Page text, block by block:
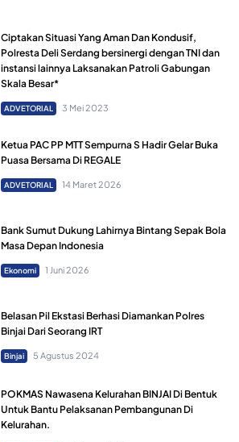
Ciptakan Situasi Yang Aman Dan Kondusif,
Polresta Deli Serdang bersinergi dengan TNI dan
instansi lainnya Laksanakan Patroli Gabungan
Skala Besar*
ADVETORIAL 3 Mei 2023
Ketua PAC PP MTT Sempurna S Hadir Gelar Buka
Puasa Bersama Di REGALE
ADVETORIAL 14 Maret 2026
Bank Sumut Dukung Lahirnya Bintang Sepak Bola
Masa Depan Indonesia
Ekonomi 1 Juni 2026
Belasan Pil Ekstasi Berhasi Diamankan Polres
Binjai Dari Seorang IRT
Binjai 5 Agustus 2024
POKMAS Nawasena Kelurahan BINJAI Di Bentuk
Untuk Bantu Pelaksanan Pembangunan Di
Kelurahan.